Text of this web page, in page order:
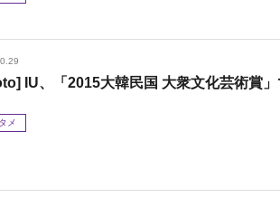
IU、「2015大韓民国 大衆文化芸術賞
メ